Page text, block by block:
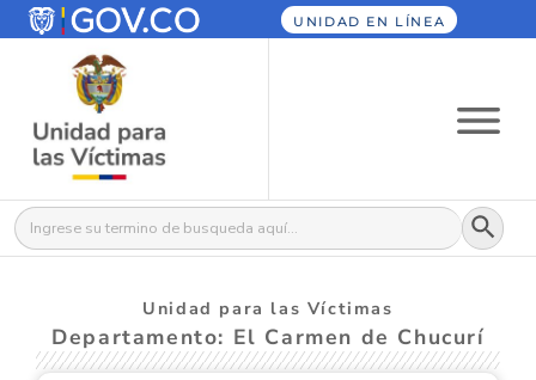
UNIDAD EN LÍNEA
Buscar: Botón
Unidad para las Víctimas
Departamento: El Carmen de Chucurí